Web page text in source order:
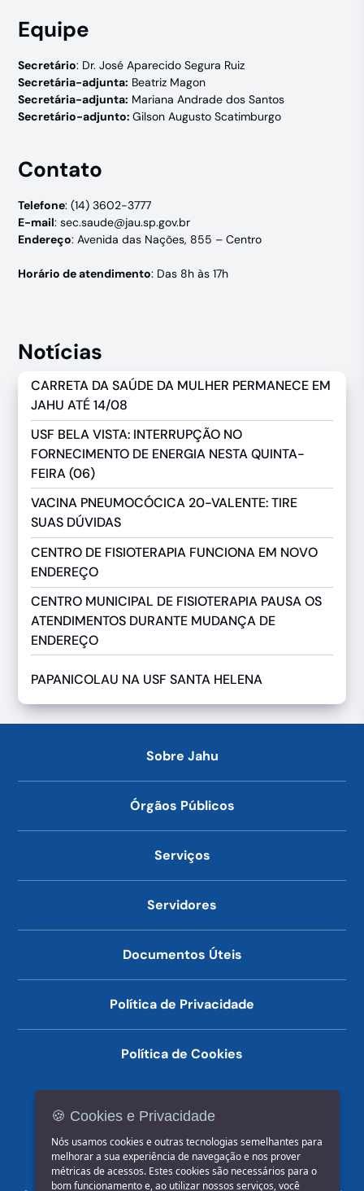
Equipe
Secretário: Dr. José Aparecido Segura Ruiz
Secretária-adjunta: Beatriz Magon
Secretária-adjunta: Mariana Andrade dos Santos
Secretário-adjunto:Gilson Augusto Scatimburgo
Contato
Telefone: (14) 3602-3777
E-mail:sec.saude@jau.sp.gov.br
Endereço: Avenida das Nações, 855 – Centro
Horário de atendimento: Das 8h às 17h
Notícias
CARRETA DA SAÚDE DA MULHER PERMANECE EM
JAHU ATÉ 14/08
USF BELA VISTA: INTERRUPÇÃO NO
FORNECIMENTO DE ENERGIA NESTA QUINTA-
FEIRA (06)
VACINA PNEUMOCÓCICA 20-VALENTE: TIRE
SUAS DÚVIDAS
CENTRO DE FISIOTERAPIA FUNCIONA EM NOVO
ENDEREÇO
CENTRO MUNICIPAL DE FISIOTERAPIA PAUSA OS
ATENDIMENTOS DURANTE MUDANÇA DE
ENDEREÇO
PAPANICOLAU NA USF SANTA HELENA
Sobre Jahu
Órgãos Públicos
Serviços
Servidores
Documentos Úteis
Política de Privacidade
Política de Cookies
🍪 Cookies e Privacidade
Nós usamos cookies e outras tecnologias semelhantes para
melhorar a sua experiência de navegação e nos prover
métricas de acessos. Estes cookies são necessários para o
bom funcionamento e, ao utilizar nossos serviços, você